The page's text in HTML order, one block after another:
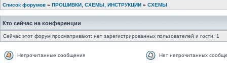
Список форумов » ПРОШИВКИ, СХЕМЫ, ИНСТРУКЦИИ » СХЕМЫ
Кто сейчас на конференции
Сейчас этот форум просматривают: нет зарегистрированных пользователей и гости: 1
Непрочитанные сообщения Нет непрочитанных